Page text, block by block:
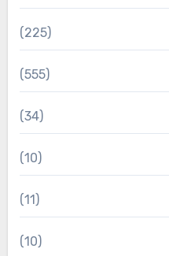
(225)
(555)
(34)
(10)
(11)
(10)